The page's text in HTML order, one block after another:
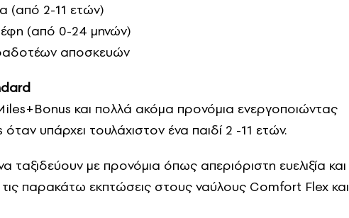
(από 2-11 ετών)
(από 0-24 μηνών)
αποσκευών
και πολλά ακόμα προνόμια ενεργοποιώντας
υπάρχει τουλάχιστον ένα παιδί 2 -11 ετών.
ταξιδεύουν με προνόμια όπως απεριόριστη ευελιξία και
παρακάτω εκπτώσεις στους ναύλους Comfort Flex και